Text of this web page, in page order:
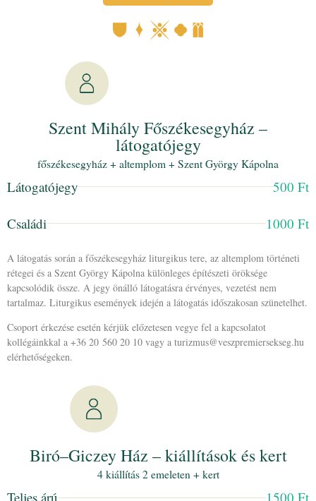
Szent Mihály Főszékesegyház –
látogatójegy
főszékesegyház + altemplom + Szent György Kápolna
Látogatójegy 500 Ft
Családi 1000 Ft
A látogatás során a főszékesegyház liturgikus tere, az altemplom történeti
rétegei és a Szent György Kápolna különleges építészeti öröksége
kapcsolódik össze. A jegy önálló látogatásra érvényes, vezetést nem
tartalmaz. Liturgikus események idején a látogatás időszakosan szünetelhet.
Csoport érkezése esetén kérjük előzetesen vegye fel a kapcsolatot
kollégáinkkal a +36 20 560 20 10 vagy a turizmus@veszpremiersekseg.hu
elérhetőségeken.
Biró–Giczey Ház – kiállítások és kert
4 kiállítás 2 emeleten + kert
Teljes árú 1500 Ft